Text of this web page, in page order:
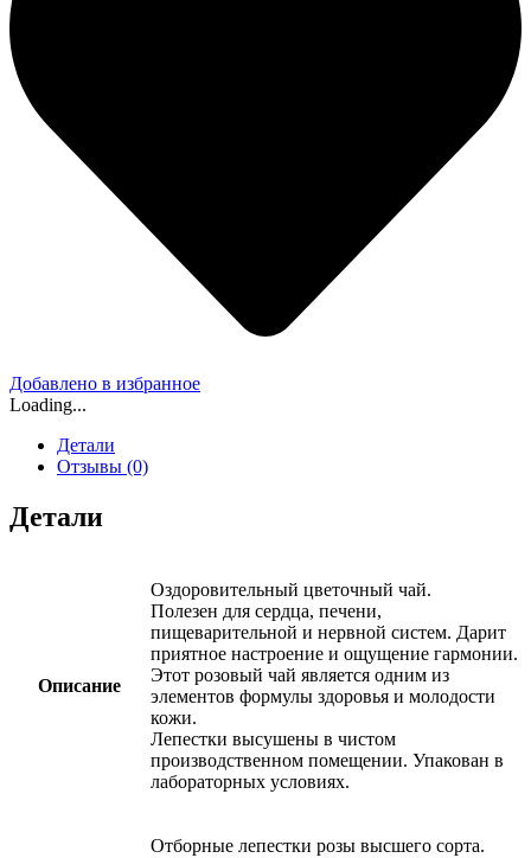
Добавлено в избранное
Loading...
Детали
Отзывы (0)
Детали
Описание
Оздоровительный цветочный чай.
Полезен для сердца, печени,
пищеварительной и нервной систем. Дарит
приятное настроение и ощущение гармонии.
Этот розовый чай является одним из
элементов формулы здоровья и молодости
кожи.
Лепестки высушены в чистом
производственном помещении. Упакован в
лабораторных условиях.
Отборные лепестки розы высшего сорта.